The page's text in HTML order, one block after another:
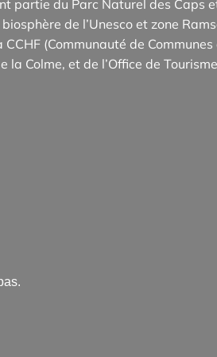
partie du Parc Naturel des Caps
de l’Unesco et zone
(Communauté de
la Colme, et de l’Office de